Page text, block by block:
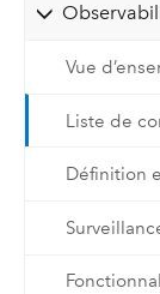
Vue
Liste de
Définition